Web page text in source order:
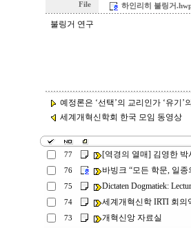
File 하인리히 불링거
불링거 연구
예정론은 ‘선택’의 교리인가 ‘유기’
세계개혁신학회 한국 모임 동영상
77 [역경의 열매] 김영한 박
76 바빙크 “모든 학문, 일
75 Dictaten Dogmatiek:
74 세계개혁신학 IRTI 회의
73 개혁신앙 자료실